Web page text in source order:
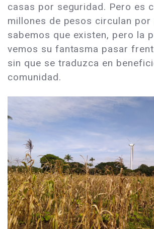
casas por seguridad. Pero es
millones de pesos circulan por
sabemos que existen, pero la
vemos su fantasma pasar
sin que se traduzca en
comunidad.